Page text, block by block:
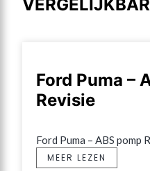
Ford Puma –
Revisie
Ford Puma – ABS pomp
MEER LEZEN